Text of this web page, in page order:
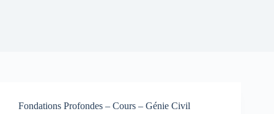
Fondations Profondes – Cours – Génie Civil